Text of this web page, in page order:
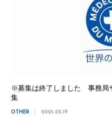
※募集は終了しました 事務局
集
OTHER 2025.02.19